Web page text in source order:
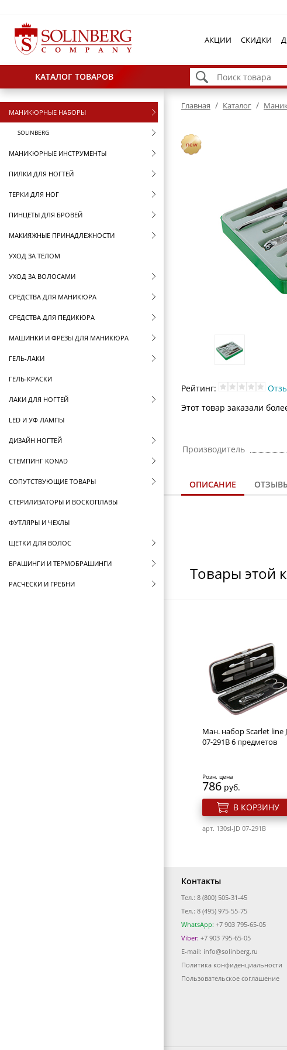
АКЦИИ СКИДКИ
КАТАЛОГ ТОВАРОВ
МАНИКЮРНЫЕ НАБОРЫ
SOLINBERG
МАНИКЮРНЫЕ ИНСТРУМЕНТЫ
ПИЛКИ ДЛЯ НОГТЕЙ
ТЕРКИ ДЛЯ НОГ
ПИНЦЕТЫ ДЛЯ БРОВЕЙ
МАКИЯЖНЫЕ ПРИНАДЛЕЖНОСТИ
УХОД ЗА ТЕЛОМ
УХОД ЗА ВОЛОСАМИ
СРЕДСТВА ДЛЯ МАНИКЮРА
СРЕДСТВА ДЛЯ ПЕДИКЮРА
МАШИНКИ И ФРЕЗЫ ДЛЯ МАНИКЮРА
ГЕЛЬ-ЛАКИ
ГЕЛЬ-КРАСКИ
ЛАКИ ДЛЯ НОГТЕЙ
LED И УФ ЛАМПЫ
ДИЗАЙН НОГТЕЙ
СТЕМПИНГ KONAD
СОПУТСТВУЮЩИЕ ТОВАРЫ
СТЕРИЛИЗАТОРЫ И ВОСКОПЛАВЫ
ФУТЛЯРЫ И ЧЕХЛЫ
ЩЕТКИ ДЛЯ ВОЛОС
БРАШИНГИ И ТЕРМОБРАШИНГИ
РАСЧЕСКИ И ГРЕБНИ
Главная / Каталог /
new
Рейтинг:
Этот товар заказали
Производитель
ОПИСАНИЕ
Товары этой
Ман. набор Scarlet line
07-291B 6 предметов
Розн. цена
786 руб.
В КОРЗИНУ
арт. 130sl-JD 07-291B
Ман. набор Scarlet line P-
893/S15A 6 предметов
Контакты
Тел.: 8 (800) 505-31-45
Тел.: 8 (495) 975-55-75
WhatsApp: +7 903 795-65-05
Viber: +7 903 795-65-05
E-mail: info@solinberg.ru
Политика конфиденциальности
Пользовательское соглашение